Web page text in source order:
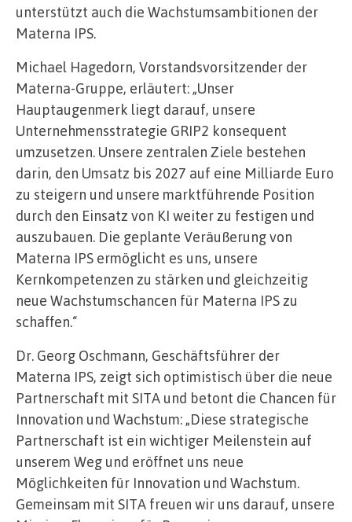
unterstützt auch die Wachstumsambitionen der
Materna IPS.
Michael Hagedorn, Vorstandsvorsitzender der
Materna-Gruppe, erläutert: „Unser
Hauptaugenmerk liegt darauf, unsere
Unternehmensstrategie GRIP2 konsequent
umzusetzen. Unsere zentralen Ziele bestehen
darin, den Umsatz bis 2027 auf eine Milliarde Euro
zu steigern und unsere marktführende Position
durch den Einsatz von KI weiter zu festigen und
auszubauen. Die geplante Veräußerung von
Materna IPS ermöglicht es uns, unsere
Kernkompetenzen zu stärken und gleichzeitig
neue Wachstumschancen für Materna IPS zu
schaffen.“
Dr. Georg Oschmann, Geschäftsführer der
Materna IPS, zeigt sich optimistisch über die neue
Partnerschaft mit SITA und betont die Chancen für
Innovation und Wachstum: „Diese strategische
Partnerschaft ist ein wichtiger Meilenstein auf
unserem Weg und eröffnet uns neue
Möglichkeiten für Innovation und Wachstum.
Gemeinsam mit SITA freuen wir uns darauf, unsere